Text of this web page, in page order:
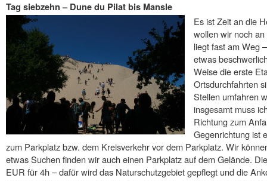
Tag siebzehn – Dune du Pilat bis Mansle
Es ist Zeit an die
wollen wir noch
liegt fast am Weg
etwas
Weise die erste
Ortsdurchfahrten
Stellen umfahren
insgesamt muss
Richtung zum
Gegenrichtung ist
zum Parkplatz bzw. dem Kreisverkehr vor dem Parkplatz. Wir
etwas Suchen finden wir auch einen Parkplatz auf dem Gelände.
EUR für 4h – dafür wird das Naturschutzgebiet gepflegt und die